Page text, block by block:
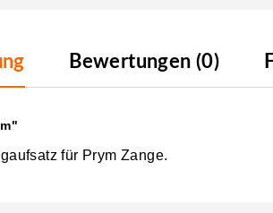
Bewertungen (0)
für Prym Zange.